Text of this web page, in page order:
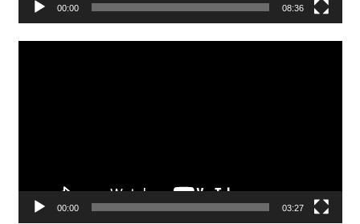
00:00 08:36
00:00 03:27